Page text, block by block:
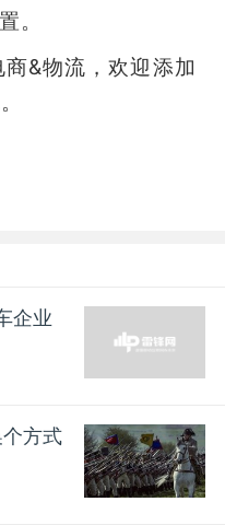
。
&物流，欢迎添加
企业
方式